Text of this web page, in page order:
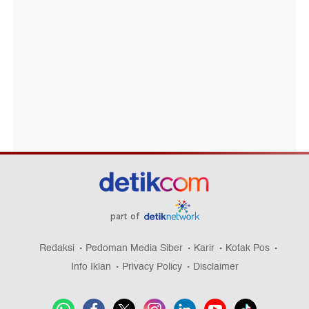
part of
Redaksi Pedoman Media Siber Karir
Kotak Pos
Info Iklan
Privacy Policy Disclaimer